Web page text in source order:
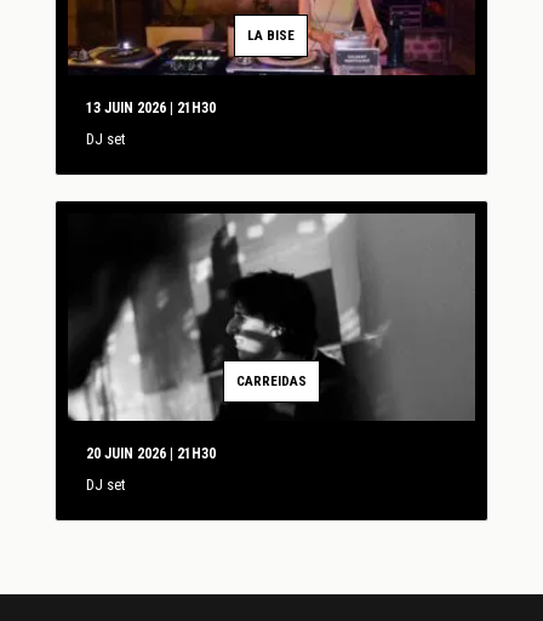
LA BISE
13 JUIN 2026 | 21H30
DJ set
CARREIDAS
20 JUIN 2026 | 21H30
DJ set